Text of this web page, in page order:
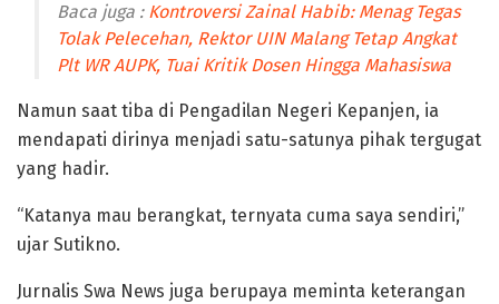
Baca juga : Kontroversi Zainal Habib: Menag Tegas
Tolak Pelecehan, Rektor UIN Malang Tetap Angkat
Plt WR AUPK, Tuai Kritik Dosen Hingga Mahasiswa
Namun saat tiba di Pengadilan Negeri Kepanjen, ia
mendapati dirinya menjadi satu-satunya pihak tergugat
yang hadir.
“Katanya mau berangkat, ternyata cuma saya sendiri,”
ujar Sutikno.
Jurnalis Swa News juga berupaya meminta keterangan